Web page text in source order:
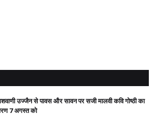
उज्जैन से पावस और सावन पर सजी मालवी कवि गोष्ठी का
7 अगस्त को